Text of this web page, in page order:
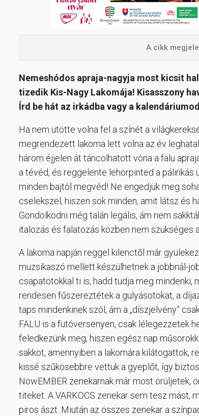
A cikk
Nemeshódos apraja-nagyja most kicsit
tizedik Kis-Nagy Lakomája! Kisasszony
Írd be hát az irkádba vagy a
Ha nem ütötte volna fel a színét a
megrendezett lakoma lett volna az év
három éjjelen át táncolhatott vóna a falu
a tévéd, és reggelente lehörpinted a
minden bajtól megvéd! Ne engedjük meg
cselekszel, hiszen sok minden, amit látsz és
Gondolkodni még talán legális, ám nem
italozás és falatozás közben nem szükséges
A lakoma napján reggel kilenctől már
muzsikaszó mellett készülhetnek a jobbnál-
csapatotokkal ti is, hadd tudja meg mindenki,
rendesen fűszereztétek a gulyásotokat, a
taps mindenkinek szól, ám a „díszjelvény”
FALU is a futóversenyen, csak lélegezzetek
feledkezünk meg, hiszen egész nap
sakkot, amennyiben a lakomára kilátogattok,
kissé szűkösebbre vettük a gyeplőt, így
NowEMBER zenekarnak már most örüljetek,
titeket. A VARKOCS zenekar sem tesz mást,
piros ászt. Miután az összes zenekar a